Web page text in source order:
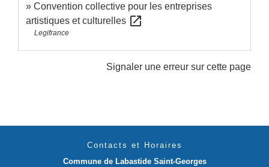
Convention collective pour les entreprises
artistiques et culturelles open_in_new
Legifrance
Signaler une erreur sur cette page
Contacts et Horaires
Commune de Labastide Saint-Georges